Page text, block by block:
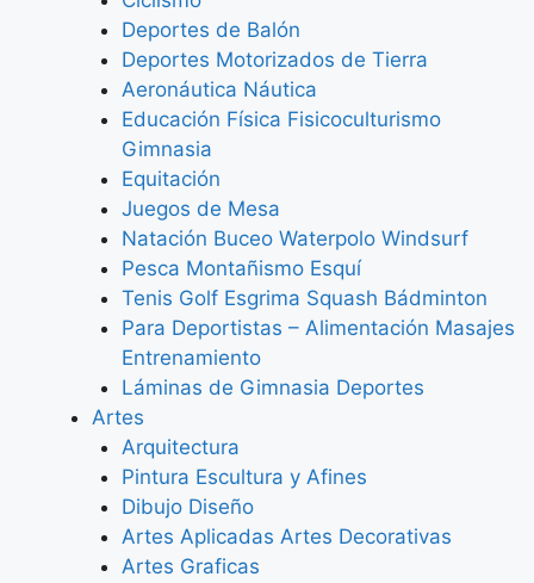
Deportes de Balón
Deportes Motorizados de Tierra
Aeronáutica Náutica
Educación Física Fisicoculturismo
Gimnasia
Equitación
Juegos de Mesa
Natación Buceo Waterpolo Windsurf
Pesca Montañismo Esquí
Tenis Golf Esgrima Squash Bádminton
Para Deportistas – Alimentación Masajes
Entrenamiento
Láminas de Gimnasia Deportes
Artes
Arquitectura
Pintura Escultura y Afines
Dibujo Diseño
Artes Aplicadas Artes Decorativas
Artes Graficas